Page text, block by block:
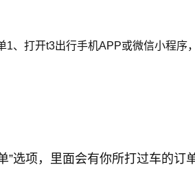
1、打开t3出行手机APP或微信小程序
”选项，里面会有你所打过车的订